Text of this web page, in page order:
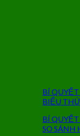
BÍ
BIỂU
BÍ
SO SÁNH